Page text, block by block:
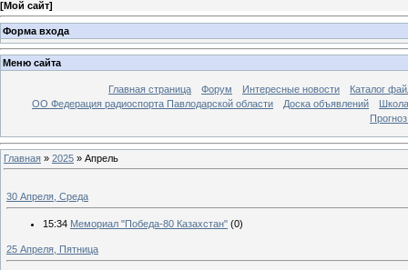
[Мой сайт]
Форма входа
Меню сайта
Главная страница Форум Интересные новости
Каталог
ОО Федерация радиоспорта Павлодарской области
Доска объявлений
Главная » 2025 » Апрель
30 Апреля, Среда
15:34 Мемориал "Победа-80 Казахстан" (0)
25 Апреля, Пятница